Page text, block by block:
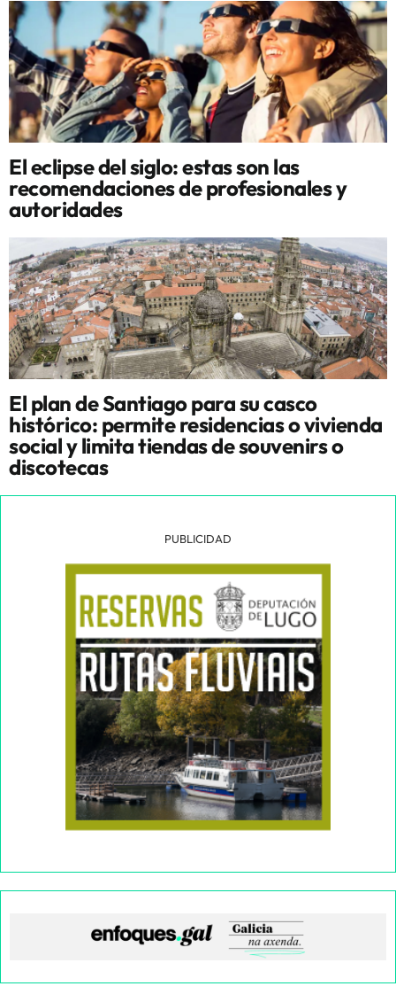
El eclipse del siglo: estas son las
recomendaciones de profesionales y
autoridades
El plan de Santiago para su casco
histórico: permite residencias o vivienda
social y limita tiendas de souvenirs o
discotecas
PUBLICIDAD